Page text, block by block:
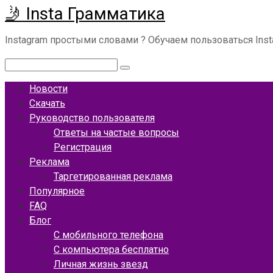
Перейти
к
контенту
🤳 Insta Грамматика
Instagram простыми словами ? Обучаем пользоваться
Новости
Скачать
Руководство пользователя
Ответы на частые вопросы
Регистрация
Реклама
Таргетированная реклама
Популярное
FAQ
Блог
С мобильного телефона
С компьютера бесплатно
Личная жизнь звезд